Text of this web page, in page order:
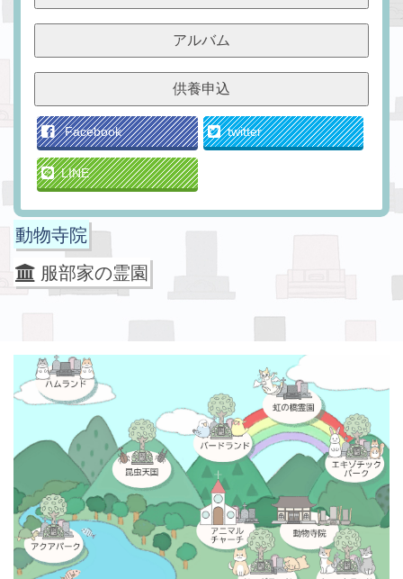
アルバム
供養申込
Facebook twitter
LINE
動物寺院
服部家の霊園